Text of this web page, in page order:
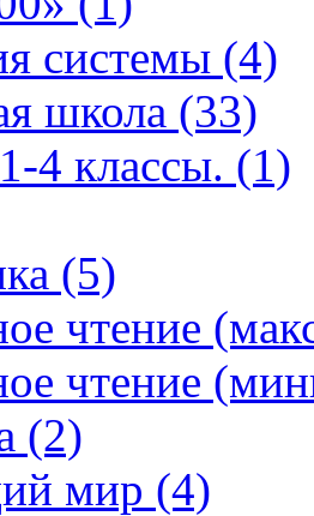
системы (4)
школа (33)
4 классы. (1)
(5)
чтение
чтение
(2)
мир (4)